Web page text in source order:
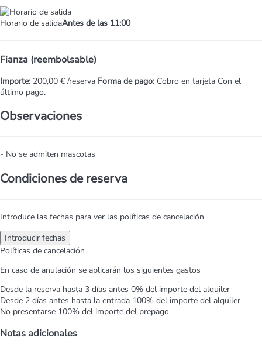
Horario de salidaAntes de las 11:00
Fianza (reembolsable)
Importe: 200,00 € /reserva Forma de pago: Cobro en tarjeta Con el
último pago.
Observaciones
- No se admiten mascotas
Condiciones de reserva
Introduce las fechas para ver las políticas de cancelación
Introducir fechas
Políticas de cancelación
En caso de anulación se aplicarán los siguientes gastos
Desde la reserva hasta 3 días antes 0% del importe del alquiler
Desde 2 días antes hasta la entrada 100% del importe del alquiler
No presentarse 100% del importe del prepago
Notas adicionales